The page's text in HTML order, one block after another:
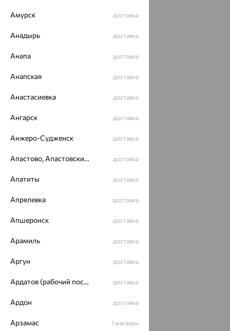
Разработка сайта —
Амурск доставка
Анадырь доставка
Анапа доставка
Анапская доставка
Анастасиевка доставка
Ангарск доставка
Анжеро-Судженск доставка
Апастово, Апастовский район доставка
Апатиты доставка
Апрелевка доставка
Апшеронск доставка
Арамиль доставка
Аргун доставка
Ардатов (рабочий поселок) доставка
Ардон доставка
Арзамас 1 магазин